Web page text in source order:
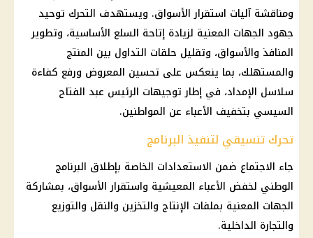
ومناقشة آليات استقرار الأسواق. ويستهدف التحرك توحيد
جهود الجهات المعنية لزيادة إتاحة السلع الأساسية، وتطوير
المنافذ والأسواق، وتقليل حلقات التداول بين المنتج
والمستهلك، بما ينعكس على تحسين المعروض ورفع كفاءة
سلاسل الإمداد، في إطار توجيهات الرئيس عبد الفتاح
السيسي بتخفيف الأعباء عن المواطنين.
تحرك تنسيقي لتنفيذ البرنامج
جاء الاجتماع ضمن الاستعدادات الخاصة بإطلاق البرنامج
الوطني لخفض الأعباء المعيشية واستقرار الأسواق، بمشاركة
الجهات المعنية بملفات الإنتاج والتخزين والنقل والتوزيع
والتجارة الداخلية.